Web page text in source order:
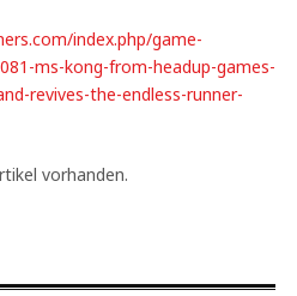
index.php/game-
ms-kong-from-headup-games-
revives-the-endless-runner-
vorhanden.